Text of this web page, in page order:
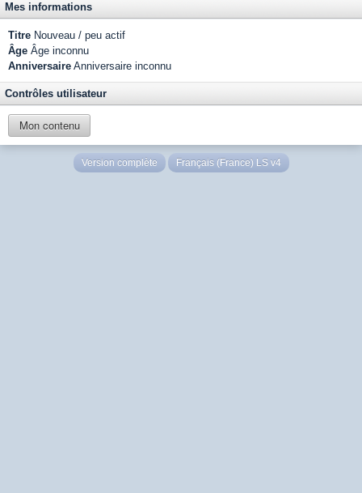
Mes informations
Titre Nouveau / peu actif
Âge Âge inconnu
Anniversaire Anniversaire inconnu
Contrôles utilisateur
Mon contenu
Version complète Français (France) LS v4